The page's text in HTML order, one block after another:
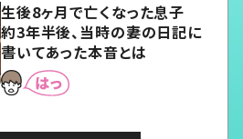
生後8ヶ月で亡くなった息子
約3年半後、当時の妻の日記に
書いてあった本音とは